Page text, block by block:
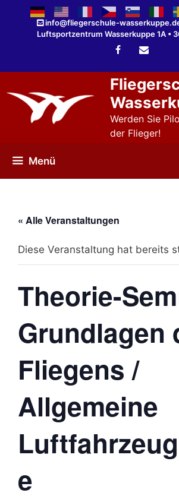
springen
info@fliegerschule-
Luftsportzentrum Wasserkuppe 1A •
Werden Sie
der Flieger!
Menü
« Alle Veranstaltungen
Diese Veranstaltung hat bereits
Theorie-
Grundlagen
Fliegens /
Allgemeine
e